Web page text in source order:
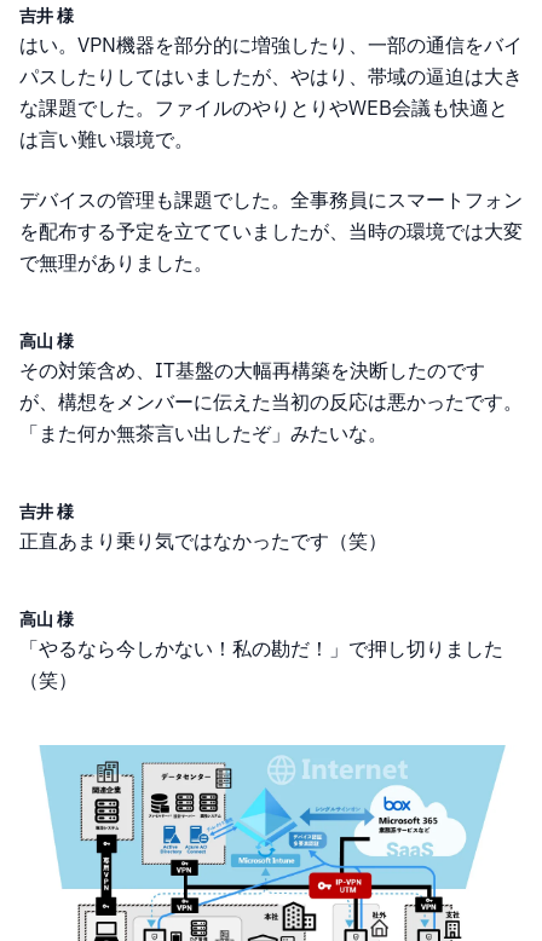
吉井 様
はい。VPN機器を部分的に増強したり、一部の通信をバイ
パスしたりしてはいましたが、やはり、帯域の逼迫は大き
な課題でした。ファイルのやりとりやWEB会議も快適と
は言い難い環境で。
デバイスの管理も課題でした。全事務員にスマートフォン
を配布する予定を立てていましたが、当時の環境では大変
で無理がありました。
高山 様
その対策含め、IT基盤の大幅再構築を決断したのです
が、構想をメンバーに伝えた当初の反応は悪かったです。
「また何か無茶言い出したぞ」みたいな。
吉井 様
正直あまり乗り気ではなかったです（笑）
高山 様
「やるなら今しかない！私の勘だ！」で押し切りました
（笑）